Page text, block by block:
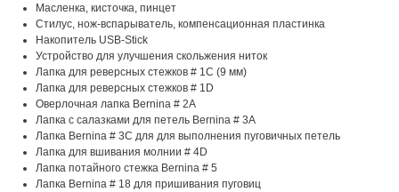
Масленка, кисточка, пинцет
Стилус, нож-вспарыватель, компенсационная пластинка
Накопитель USB-Stick
Устройство для улучшения скольжения ниток
Лапка для реверсных стежков # 1C (9 мм)
Лапка для реверсных стежков # 1D
Oверлочная лапка Bernina # 2A
Лапка с салазками для петель Bernina # 3A
Лапка Bernina # 3C для для выполнения пуговичных петель
Лапка для вшивания молнии # 4D
Лапка потайного стежка Bernina # 5
Лапка Bernina # 18 для пришивания пуговиц